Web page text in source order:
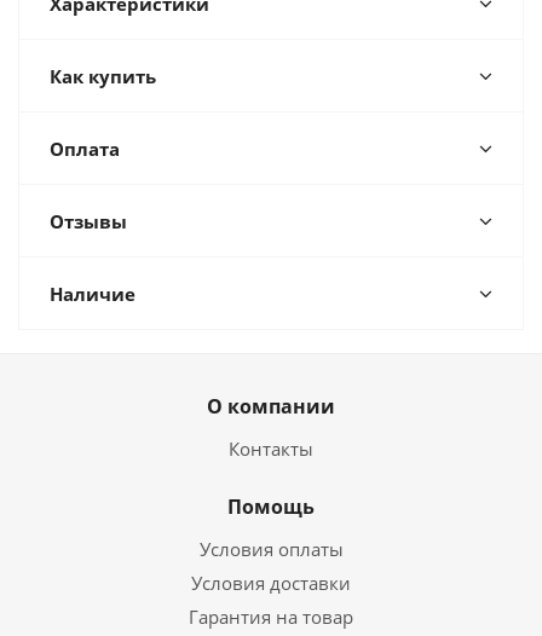
Как купить
Оплата
Отзывы
Наличие
О компании
Контакты
Помощь
Условия оплаты
Условия доставки
Гарантия на товар